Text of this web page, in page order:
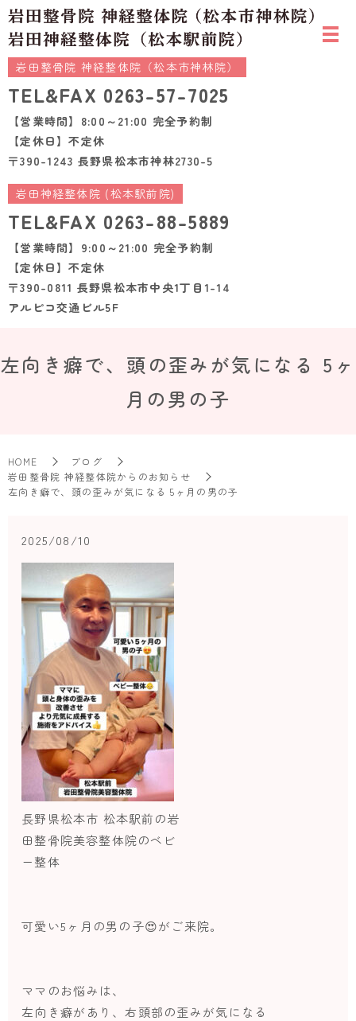
岩田整骨院 神経整体院（松本市神林院）
TEL&FAX 0263-57-7025
【営業時間】8:00～21:00 完全予約制
【定休日】不定休
〒390-1243 長野県松本市神林2730-5
岩田神経整体院 (松本駅前院)
TEL&FAX 0263-88-5889
【営業時間】9:00～21:00 完全予約制
【定休日】不定休
〒390-0811 長野県松本市中央1丁目1-14
アルピコ交通ビル5F
左向き癖で、頭の歪みが気になる 5ヶ
月の男の子
HOME
ブログ
岩田整骨院 神経整体院からのお知らせ
左向き癖で、頭の歪みが気になる 5ヶ月の男の子
2025/08/10
長野県松本市 松本駅前の岩
田整骨院美容整体院のベビ
ー整体
可愛い5ヶ月の男の子😍がご来院。
ママのお悩みは、
左向き癖があり、右頭部の歪みが気になる